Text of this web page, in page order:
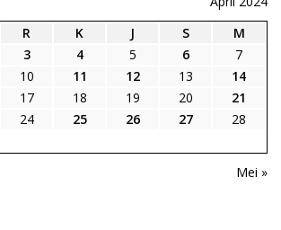
R K J S
M
3 4 5 6
7
10 11 12 13
14
17 18 19 20
21
24 25 26 27
28
Mei »